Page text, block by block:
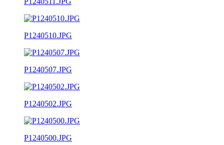
P1240510.JPG
P1240507.JPG
P1240502.JPG
P1240500.JPG